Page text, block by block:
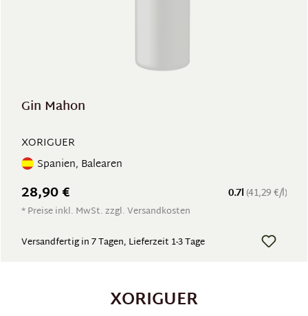
Gin Mahon
XORIGUER
Spanien, Balearen
0.7l (41,29 €/l)
28,90 €
* Preise inkl. MwSt. zzgl. Versandkosten
Versandfertig in 7 Tagen, Lieferzeit 1-3 Tage
XORIGUER